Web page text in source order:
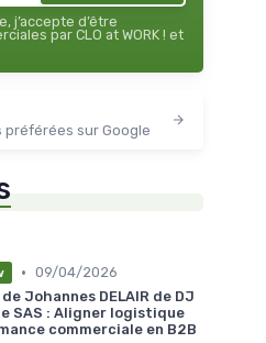
j’accepte d’être
par CLO at WORK ! et
sur Google
• 09/04/2026
Johannes DELAIR de DJ
SAS : Aligner logistique
commerciale en B2B